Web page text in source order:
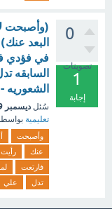
0
تصويتات
1
إجابة
(وأصبحت
البعد
في فؤدي
السابقه
الشعوريه
سُئل ديسمبر 29، 2025
تعليمية
وأصبحت
عنك
رأيت
فارتعت
تدل
علي